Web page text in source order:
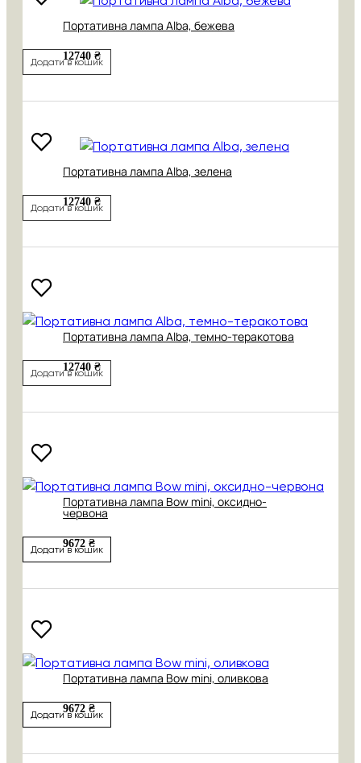
Портативна лампа Alba, бежева
12740 ₴
Додати в кошик
Портативна лампа Alba, зелена
12740 ₴
Додати в кошик
Портативна лампа Alba, темно-теракотова
12740 ₴
Додати в кошик
Портативна лампа Bow mini, оксидно-
червона
9672 ₴
Додати в кошик
Портативна лампа Bow mini, оливкова
9672 ₴
Додати в кошик